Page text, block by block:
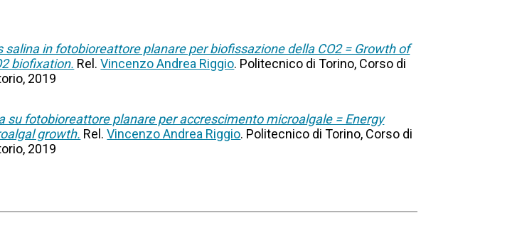
in fotobioreattore planare per biofissazione della CO2 = Growth of
biofixation. Rel.Vincenzo Andrea Riggio. Politecnico di Torino, Corso di
2019
su fotobioreattore planare per accrescimento microalgale = Energy
growth. Rel.Vincenzo Andrea Riggio. Politecnico di Torino, Corso di
2019